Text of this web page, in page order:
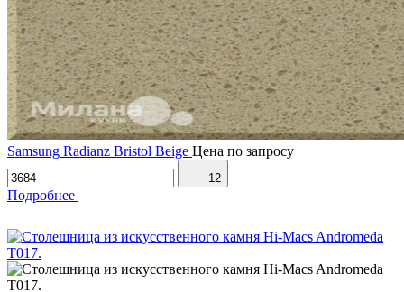
Samsung Radianz Bristol Beige Цена по запросу
12
Подробнее